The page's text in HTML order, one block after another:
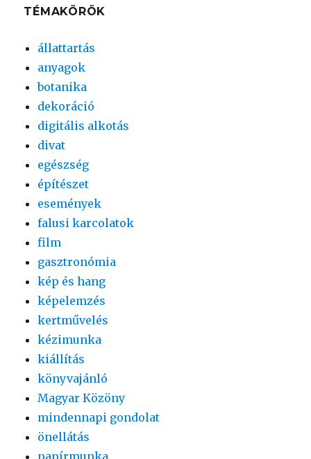
TÉMAKÖRÖK
állattartás
anyagok
botanika
dekoráció
digitális alkotás
divat
egészség
építészet
események
falusi karcolatok
film
gasztronómia
kép és hang
képelemzés
kertművelés
kézimunka
kiállítás
könyvajánló
Magyar Közöny
mindennapi gondolat
önellátás
papírmunka